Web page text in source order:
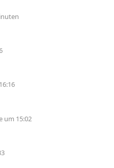
um 15:02